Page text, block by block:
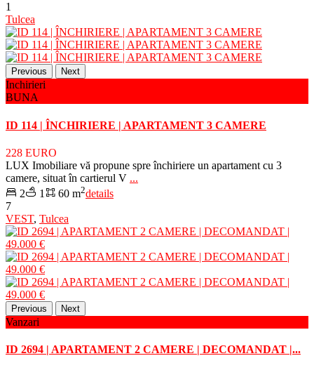
1
Tulcea
Previous Next
Inchirieri
BUNA
ID 114 | ÎNCHIRIERE | APARTAMENT 3 CAMERE
228 EURO
LUX Imobiliare vă propune spre închiriere un apartament cu 3
camere, situat în cartierul V ...
2
1 60 m2details
7
VEST, Tulcea
Previous Next
Vanzari
ID 2694 | APARTAMENT 2 CAMERE | DECOMANDAT |...